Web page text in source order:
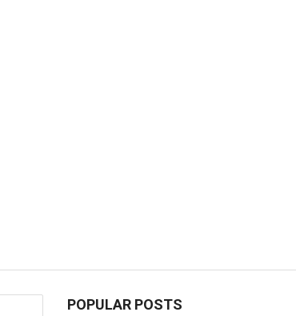
POPULAR POSTS